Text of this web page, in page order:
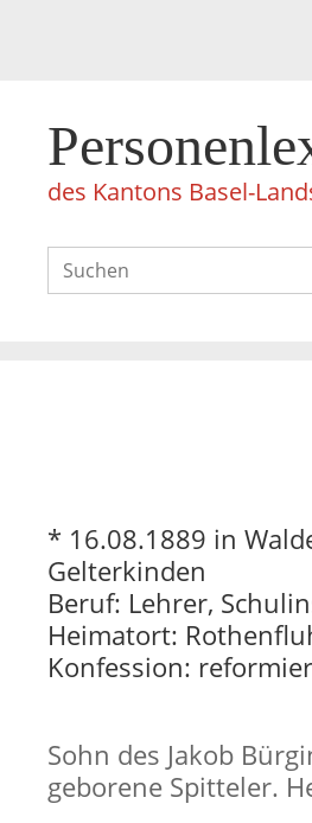
des Kantons Basel-
* 16.08.1889 in
Gelterkinden
Beruf: Lehrer,
Heimatort:
Konfession:
Sohn des Jakob
geborene Spitteler.